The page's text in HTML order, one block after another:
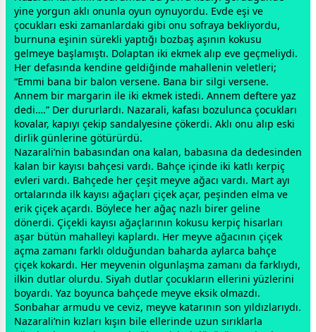
yine yorgun aklı onunla oyun oynuyordu. Evde eşi ve
çocukları eski zamanlardaki gibi onu sofraya bekliyordu,
burnuna eşinin sürekli yaptığı bozbaş aşının kokusu
gelmeye başlamıştı. Dolaptan iki ekmek alıp eve geçmeliydi.
Her defasında kendine geldiğinde mahallenin veletleri;
“Emmi bana bir balon versene. Bana bir silgi versene.
Annem bir margarin ile iki ekmek istedi. Annem deftere yaz
dedi….” Der dururlardı. Nazarali, kafası bozulunca çocukları
kovalar, kapıyı çekip sandalyesine çökerdi. Aklı onu alıp eski
dirlik günlerine götürürdü.
Nazarali’nin babasından ona kalan, babasına da dedesinden
kalan bir kayısı bahçesi vardı. Bahçe içinde iki katlı kerpiç
evleri vardı. Bahçede her çeşit meyve ağacı vardı. Mart ayı
ortalarında ilk kayısı ağaçları çiçek açar, peşinden elma ve
erik çiçek açardı. Böylece her ağaç nazlı birer geline
dönerdi. Çiçekli kayısı ağaçlarının kokusu kerpiç hisarları
aşar bütün mahalleyi kaplardı. Her meyve ağacının çiçek
açma zamanı farklı olduğundan baharda aylarca bahçe
çiçek kokardı. Her meyvenin olgunlaşma zamanı da farklıydı,
ilkin dutlar olurdu. Siyah dutlar çocukların ellerini yüzlerini
boyardı. Yaz boyunca bahçede meyve eksik olmazdı.
Sonbahar armudu ve ceviz, meyve katarının son yıldızlarıydı.
Nazarali’nin kızları kışın bile ellerinde uzun sırıklarla